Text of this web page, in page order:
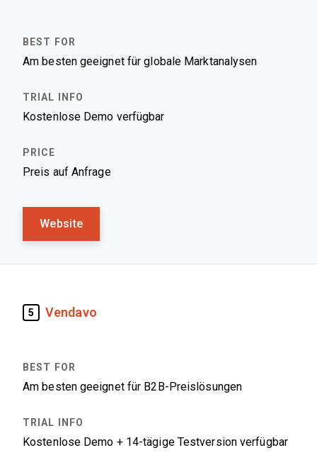
Am besten geeignet für globale Marktanalysen
Kostenlose Demo verfügbar
Preis auf Anfrage
Website
5 Vendavo
Am besten geeignet für B2B-Preislösungen
Kostenlose Demo + 14-tägige Testversion verfügbar